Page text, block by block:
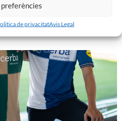
de privacitatAvis Legal